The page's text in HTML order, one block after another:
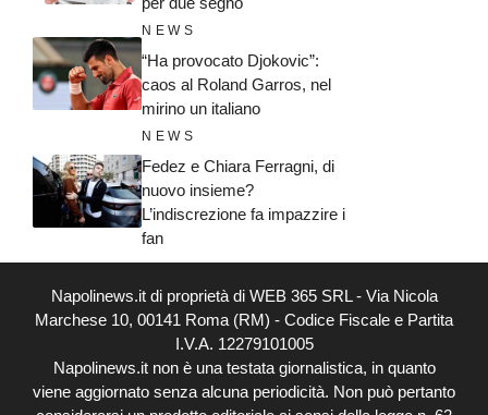
NEWS
“Ha provocato Djokovic”:
caos al Roland Garros, nel
mirino un italiano
NEWS
Fedez e Chiara Ferragni, di
nuovo insieme?
L’indiscrezione fa impazzire i
fan
Napolinews.it di proprietà di WEB 365 SRL - Via Nicola
Marchese 10, 00141 Roma (RM) - Codice Fiscale e Partita
I.V.A. 12279101005
Napolinews.it non è una testata giornalistica, in quanto
viene aggiornato senza alcuna periodicità. Non può pertanto